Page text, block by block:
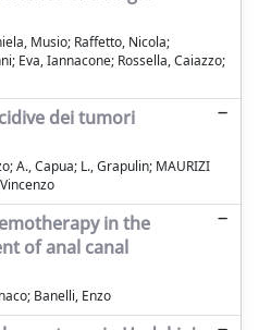
Musio; Raffetto, Nicola;
Eva, Iannacone; Rossella, Caiazzo;
dei tumori
A., Capua; L., Grapulin; MAURIZI
in the
of anal canal
Banelli, Enzo